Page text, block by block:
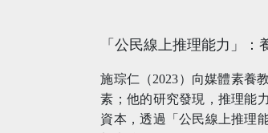
「公民線上推理能力」：
施琮仁（2023）向媒體素養
素；他的研究發現，推理能
資本，透過「公民線上推理